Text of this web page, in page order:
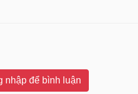
để bình luận